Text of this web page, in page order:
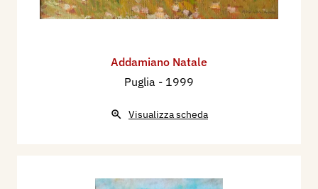
Addamiano Natale
Puglia - 1999
Visualizza scheda